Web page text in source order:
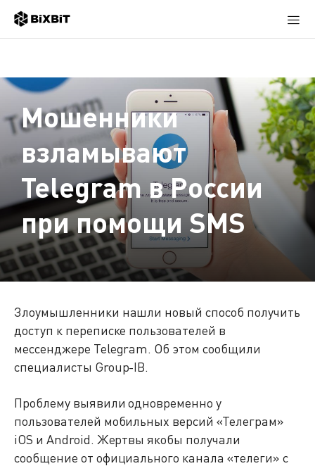
Мошенники
взламывают
Telegram в России
при помощи SMS
Злоумышленники нашли новый способ получить
доступ к переписке пользователей в
мессенджере Telegram. Об этом сообщили
специалисты Group-IB.
Проблему выявили одновременно у
пользователей мобильных версий «Телеграм»
iOS и Android. Жертвы якобы получали
сообщение от официального канала «телеги» с